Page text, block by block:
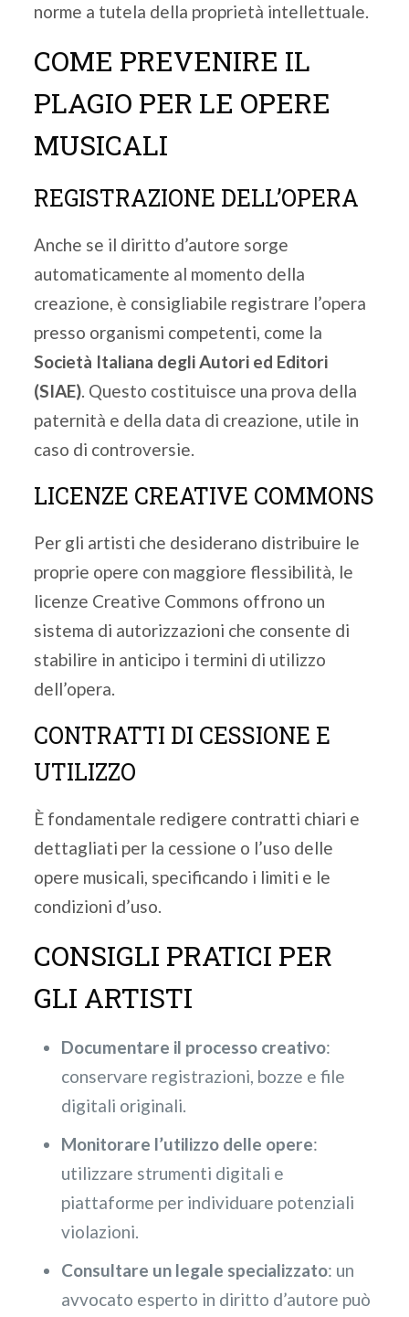
norme a tutela della proprietà intellettuale.
COME PREVENIRE IL
PLAGIO PER LE OPERE
MUSICALI
REGISTRAZIONE DELL’OPERA
Anche se il diritto d’autore sorge
automaticamente al momento della
creazione, è consigliabile registrare l’opera
presso organismi competenti, come la
Società Italiana degli Autori ed Editori
(SIAE). Questo costituisce una prova della
paternità e della data di creazione, utile in
caso di controversie.
LICENZE CREATIVE COMMONS
Per gli artisti che desiderano distribuire le
proprie opere con maggiore flessibilità, le
licenze Creative Commons offrono un
sistema di autorizzazioni che consente di
stabilire in anticipo i termini di utilizzo
dell’opera.
CONTRATTI DI CESSIONE E
UTILIZZO
È fondamentale redigere contratti chiari e
dettagliati per la cessione o l’uso delle
opere musicali, specificando i limiti e le
condizioni d’uso.
CONSIGLI PRATICI PER
GLI ARTISTI
Documentare il processo creativo:
conservare registrazioni, bozze e file
digitali originali.
Monitorare l’utilizzo delle opere:
utilizzare strumenti digitali e
piattaforme per individuare potenziali
violazioni.
Consultare un legale specializzato: un
avvocato esperto in diritto d’autore può